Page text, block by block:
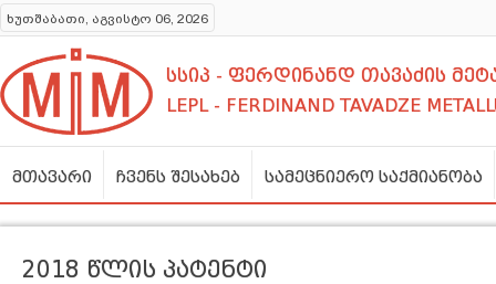
ხუთშაბათი, აგვისტო 06, 2026
სსიპ - ფერდინანდ თავაძის
LEPL - FERDINAND TAVADZE
მთავარი ჩვენს შესახებ სამეცნიერო საქმიანობა
2018 წლის პატენტი